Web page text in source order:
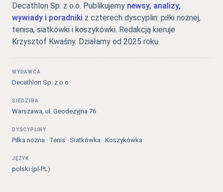
Decathlon Sp. z o.o. Publikujemy newsy, analizy,
wywiady i poradniki z czterech dyscyplin: piłki nożnej,
tenisa, siatkówki i koszykówki. Redakcją kieruje
Krzysztof Kwaśny. Działamy od 2025 roku.
WYDAWCA
Decathlon Sp. z o.o.
SIEDZIBA
Warszawa, ul. Geodezyjna 76
DYSCYPLINY
Piłka nożna · Tenis · Siatkówka · Koszykówka
JĘZYK
polski (pl-PL)